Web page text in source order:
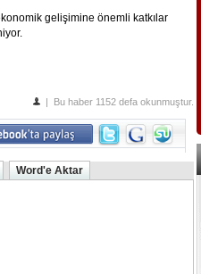
gelişimine önemli katkılar
| Bu haber 1152 defa okunmuştur.
Word'e Aktar